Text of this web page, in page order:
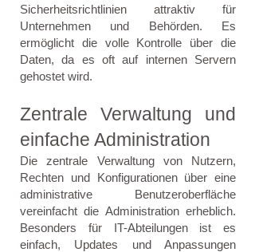
Sicherheitsrichtlinien attraktiv für
Unternehmen und Behörden. Es
ermöglicht die volle Kontrolle über die
Daten, da es oft auf internen Servern
gehostet wird.
Zentrale Verwaltung und
einfache Administration
Die zentrale Verwaltung von Nutzern,
Rechten und Konfigurationen über eine
administrative Benutzeroberfläche
vereinfacht die Administration erheblich.
Besonders für IT-Abteilungen ist es
einfach, Updates und Anpassungen